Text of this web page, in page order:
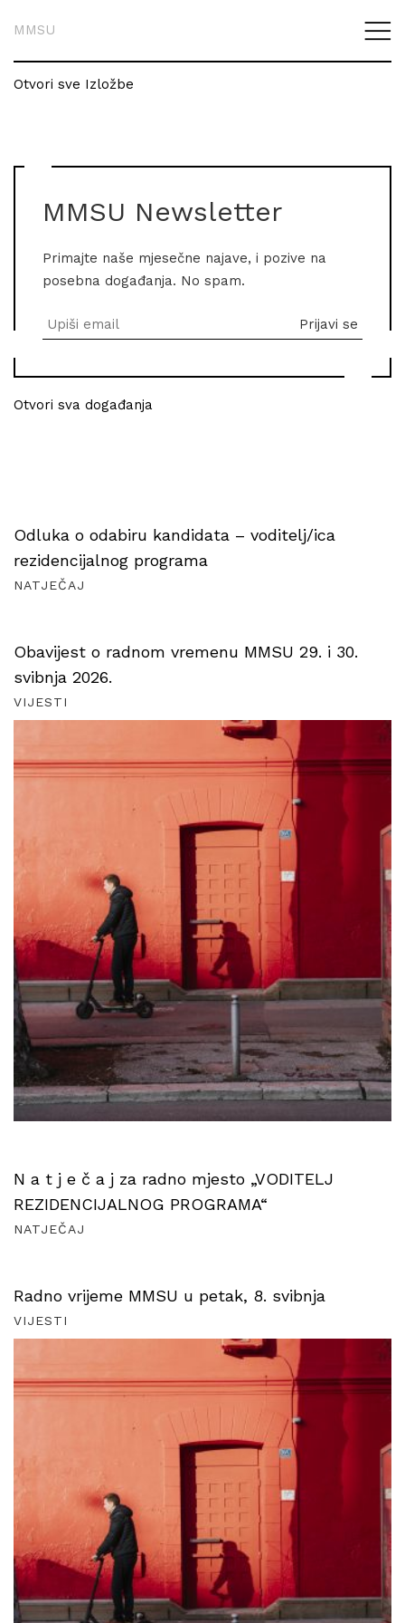
MMSU
Otvori sve Izložbe
MMSU Newsletter
Primajte naše mjesečne najave, i pozive na
posebna događanja. No spam.
Otvori sva događanja
Odluka o odabiru kandidata – voditelj/ica
rezidencijalnog programa
NATJEČAJ
Obavijest o radnom vremenu MMSU 29. i 30.
svibnja 2026.
VIJESTI
N a t j e č a j za radno mjesto „VODITELJ
REZIDENCIJALNOG PROGRAMA“
NATJEČAJ
Radno vrijeme MMSU u petak, 8. svibnja
VIJESTI